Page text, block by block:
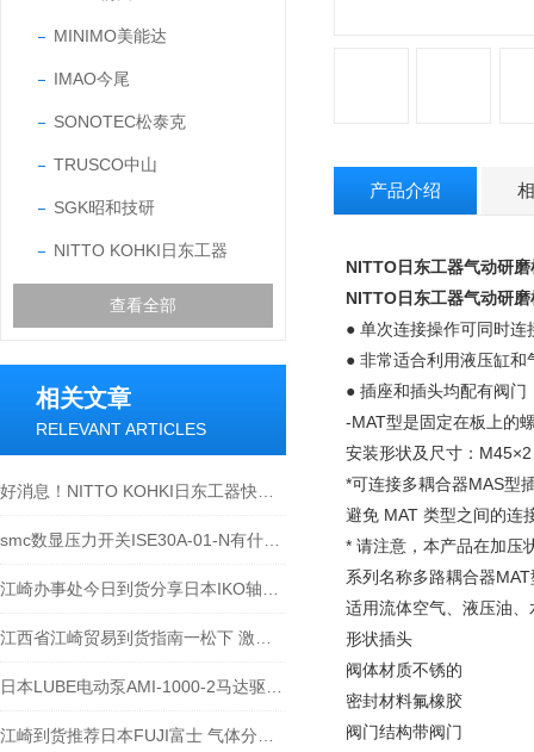
MINIMO美能达
IMAO今尾
SONOTEC松泰克
TRUSCO中山
SGK昭和技研
NITTO KOHKI日东工器
查看全部
相关文章
RELEVANT ARTICLES
产品介绍
NITTO日东工器气动研
NITTO日东工器气动研
● 单次连接操作可同时
● 非常适合利用液压缸
● 插座和插头均配有阀
-MAT型是固定在板上的
安装形状及尺寸：
*可连接多耦合器MAS型
避免 MAT 类型之间的连
* 请注意，本产品在加压
系列名称多路耦合器MAT
适用流体空气、液压油、
形状插头
阀体材质不锈的
密封材料氟橡胶
阀门结构带阀门